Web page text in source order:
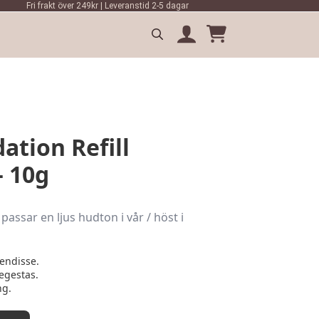
Fri frakt över 249kr | Leveranstid 2-5 dagar
Search
Refill
10g
en ljus hudton i vår / höst i